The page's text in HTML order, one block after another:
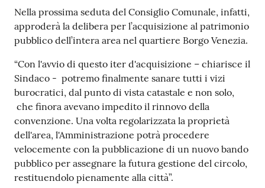
gli
argomenti...
Seguici
su
Nella prossima seduta del Consiglio Comunale, infatti,
approderà la delibera per l’acquisizione al patrimonio
pubblico dell’intera area nel quartiere Borgo Venezia.
“Con l'avvio di questo iter d'acquisizione – chiarisce il
Sindaco - potremo finalmente sanare tutti i vizi
burocratici, dal punto di vista catastale e non solo,
che finora avevano impedito il rinnovo della
convenzione. Una volta regolarizzata la proprietà
dell'area, l'Amministrazione potrà procedere
velocemente con la pubblicazione di un nuovo bando
pubblico per assegnare la futura gestione del circolo,
restituendolo pienamente alla città”.